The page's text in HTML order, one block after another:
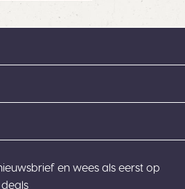
en wees als eerst op